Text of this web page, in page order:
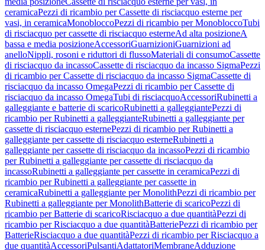
ceramicaPezzi di ricambio per Cassette di risciacquo esterne per
vasi, in ceramicaMonobloccoPezzi di ricambio per MonobloccoTubi
di risciacquo per cassette di risciacquo esterneAd alta posizioneA
bassa e media posizioneAccessoriGuarnizioniGuarnizioni ad
anelloNippli, rosoni e riduttori di flussoMateriali di consumoCassette
di risciacquo da incassoCassette di risciacquo da incasso SigmaPezzi
di ricambio per Cassette di risciacquo da incasso SigmaCassette di
risciacquo da incasso OmegaPezzi di ricambio per Cassette di
risciacquo da incasso OmegaTubi di risciacquoAccessoriRubinetti a
galleggiante e batterie di scaricoRubinetti a galleggiantePezzi di
ricambio per Rubinetti a galleggianteRubinetti a galleggiante per
cassette di risciacquo esternePezzi di ricambio per Rubinetti a
galleggiante per cassette di risciacquo esterneRubinetti a
galleggiante per cassette di risciacquo da incassoPezzi di ricambio
per Rubinetti a galleggiante per cassette di risciacquo da
incassoRubinetti a galleggiante per cassette in ceramicaPezzi di
ricambio per Rubinetti a galleggiante per cassette in
ceramicaRubinetti a galleggiante per MonolithPezzi di ricambio per
Rubinetti a galleggiante per MonolithBatterie di scaricoPezzi di
ricambio per Batterie di scaricoRisciacquo a due quantitàPezzi di
ricambio per Risciacquo a due quantitàBatteriePezzi di ricambio per
BatterieRisciacquo a due quantitàPezzi di ricambio per Risciacquo a
due quantitàAccessoriPulsantiAdattatoriMembraneAdduzione